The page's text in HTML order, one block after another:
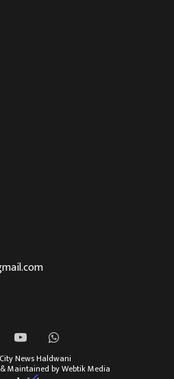
YouTubeWhatsApp
City News Haldwani
Maintained by Webtik Media